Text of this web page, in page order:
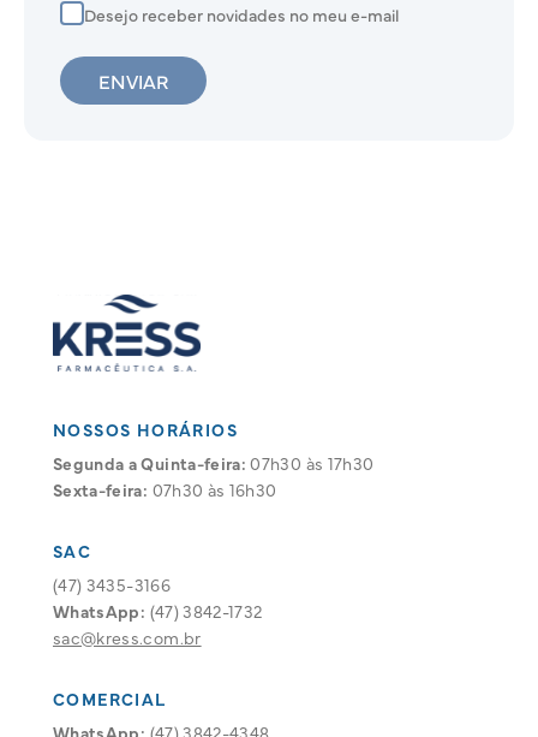
Desejo receber novidades no meu e-mail
ENVIAR
NOSSOS HORÁRIOS
Segunda a Quinta-feira: 07h30 às 17h30
Sexta-feira: 07h30 às 16h30
SAC
(47) 3435-3166
WhatsApp: (47) 3842-1732
sac@kress.com.br
COMERCIAL
WhatsApp: (47) 3842-4348